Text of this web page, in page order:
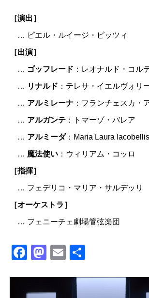
［演出］
… ピエル・ルイージ・ピッツィ
［出演］
… ゴッフレード ：レオナルド・コル
… リナルド ：テレサ・イエルヴォリ
… アルミレーナ ：フランチェスカ・
… アルガンテ ：トマーゾ・バレア
… アルミーダ：Maria Laura Iacobellis
… 魔法使い ：ウィリアム・コッロ
［指揮］
… フェデリコ・マリア・サルデッリ
［オーケストラ］
… フェニーチェ劇場管弦楽団
Facebook
Mastodon
Email